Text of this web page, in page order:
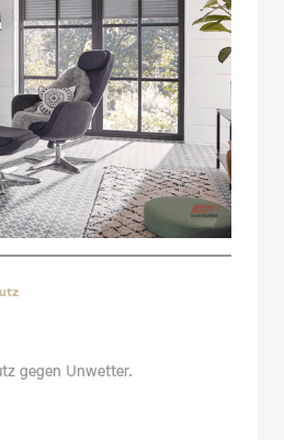
Fassaden
gegen Unwetter.‍